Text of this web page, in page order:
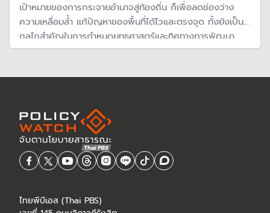
เป้าหมายของการกระจายอำนาจสู่ท้องถิ่น ก็เพื่อลดช่องว่าง
ความเหลื่อมล้ำ แก้ปัญหาของพื้นที่ได้ไวและตรงจุด ทั้งยังเป็น
กลไกสำคัญในการกำหนดยุทธศาสตร์และทิศทางการพัฒนา
จังหวัด แต่ที่ผ่านมางบประมาณ อบจ.ส่วนใหญ่ กลับถูกใช้ไป
กระโดด” โดยเฉพาะกับจังหวัดชลบุรี
ไทยพีบีเอส (Thai PBS)